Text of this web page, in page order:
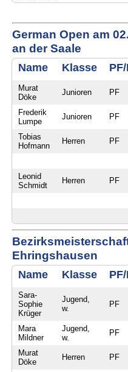
German Open am
an der Saale
Name Klasse
Murat
Döke
Junioren PF
Frederik
Lumpe
Junioren PF
Tobias
Hofmann
Herren PF
Leonid
Schmidt
Herren PF
Ehringshausen
Name Klasse
Sara-
Sophie
Krüger
Jugend,
w.
PF
Mara
Mildner
Jugend,
w.
PF
Murat
Döke
Herren PF